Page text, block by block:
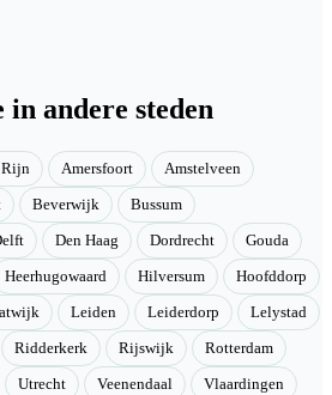
in andere steden
Rijn Amersfoort Amstelveen
Beverwijk Bussum
Den Haag Dordrecht Gouda
Heerhugowaard Hilversum Hoofddorp
Leiden Leiderdorp Lelystad
Ridderkerk Rijswijk Rotterdam
Utrecht Veenendaal Vlaardingen